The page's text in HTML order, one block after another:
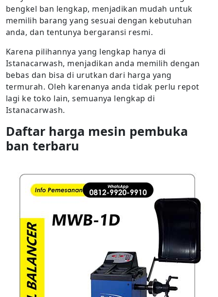
bengkel ban lengkap, menjadikan mudah untuk
memilih barang yang sesuai dengan kebutuhan
anda, dan tentunya bergaransi resmi.
Karena pilihannya yang lengkap hanya di
Istanacarwash, menjadikan anda memilih dengan
bebas dan bisa di urutkan dari harga yang
termurah. Oleh karenanya anda tidak perlu repot
lagi ke toko lain, semuanya lengkap di
Istanacarwash.
Daftar harga mesin pembuka
ban terbaru